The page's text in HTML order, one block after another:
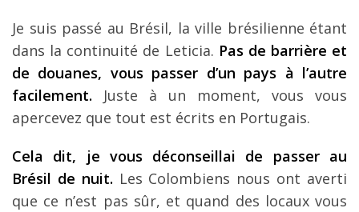
Je suis passé au Brésil, la ville brésilienne étant
dans la continuité de Leticia. Pas de barrière et
de douanes, vous passer d’un pays à l’autre
facilement. Juste à un moment, vous vous
apercevez que tout est écrits en Portugais.
Cela dit, je vous déconseillai de passer au
Brésil de nuit. Les Colombiens nous ont averti
que ce n’est pas sûr, et quand des locaux vous